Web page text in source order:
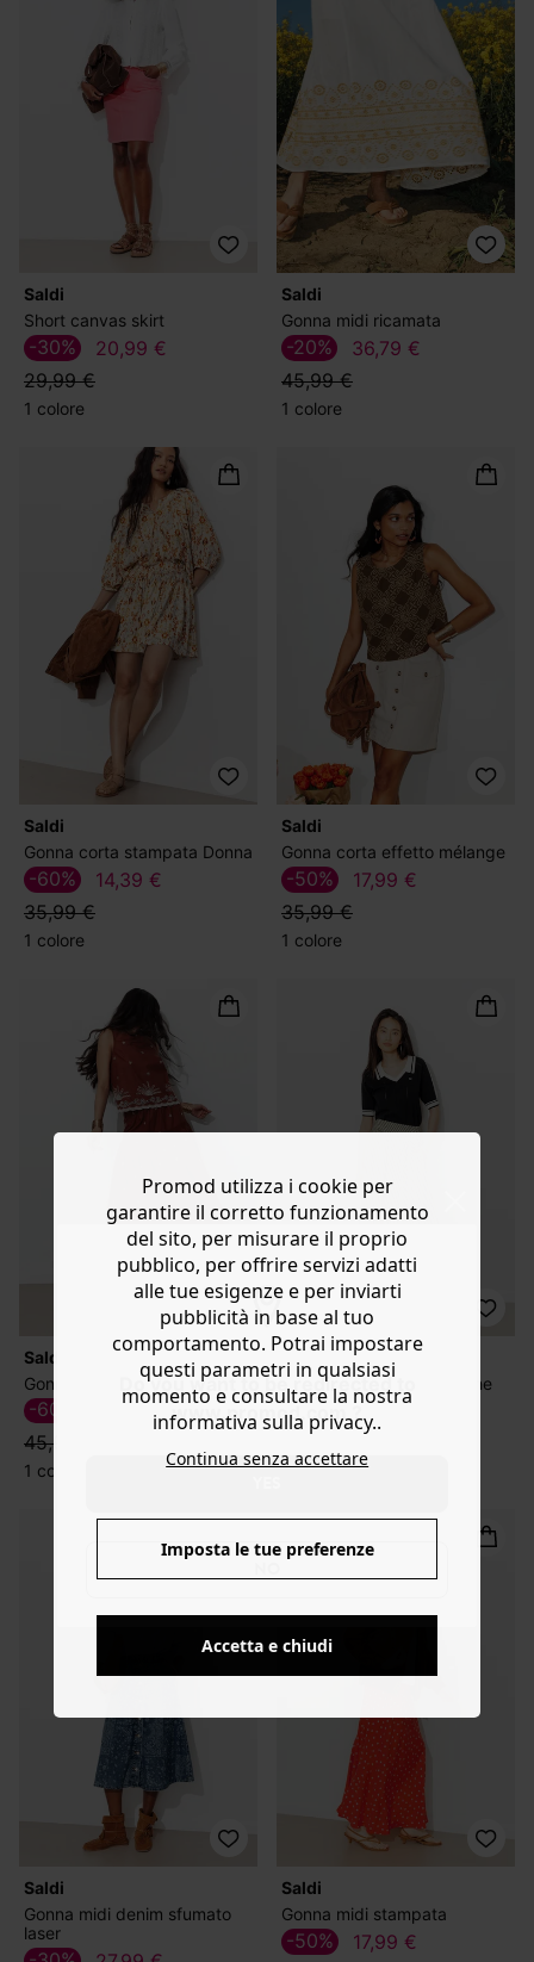
Do you want to be redirected to
www.promod.com ?
Saldi
Short canvas skirt
20,99 €
29,99 €
-30%
1 colore
Saldi
Gonna midi ricamata
36,79 €
45,99 €
-20%
1 colore
Saldi
Gonna corta stampata Donna
14,39 €
35,99 €
-60%
1 colore
Saldi
Gonna corta effetto mélange
17,99 €
35,99 €
-50%
1 colore
Saldi
Gonna midi a balze ricamata
18,39 €
45,99 €
-60%
1 colore
Saldi
Gonna midi svasata a righe
25,19 €
-30%
1 colore
Saldi
Gonna midi denim sfumato
laser
Saldi
Gonna midi stampata
17,99 €
-50%
Promod utilizza i cookie per
garantire il corretto funzionamento
del sito, per misurare il proprio
pubblico, per offrire servizi adatti
alle tue esigenze e per inviarti
pubblicità in base al tuo
comportamento. Potrai impostare
questi parametri in qualsiasi
momento e consultare la nostra
informativa sulla privacy..
Continua senza accettare
Imposta le tue preferenze
Accetta e chiudi